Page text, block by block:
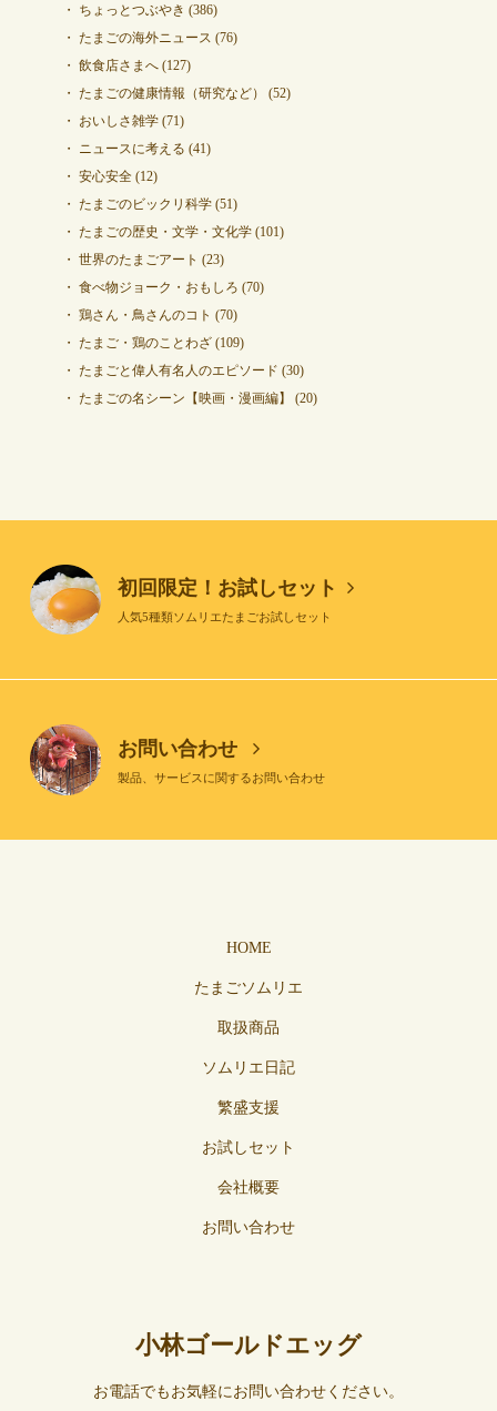
ちょっとつぶやき (386)
たまごの海外ニュース (76)
飲食店さまへ(127)
たまごの健康情報（研究など）
(52)
おいしさ雑学(71)
ニュースに考える (41)
安心安全(12)
たまごのビックリ科学(51)
たまごの歴史・文学・文化学(101)
世界のたまごアート (23)
食べ物ジョーク・おもしろ (70)
鶏さん・鳥さんのコト (70)
たまご・鶏のことわざ(109)
たまごと偉人有名人のエピソード (30)
たまごの名シーン【映画・漫画編】
(20)
初回限定！お試しセット
人気5種類ソムリエたまごお試しセット
お問い合わせ
製品、サービスに関するお問い合わせ
HOME
たまごソムリエ
取扱商品
ソムリエ日記
繁盛支援
お試しセット
会社概要
お問い合わせ
小林ゴールドエッグ
お電話でもお気軽にお問い合わせください。